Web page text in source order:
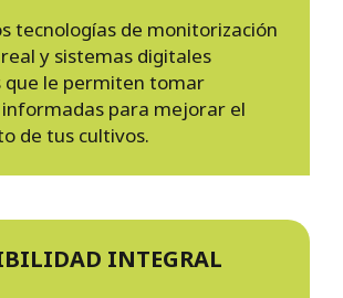
tecnologías de monitorización
y sistemas digitales
que le permiten tomar
informadas para mejorar el
de tus cultivos.
INTEGRAL